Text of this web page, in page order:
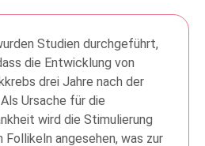
Studien durchgeführt,
die Entwicklung von
drei Jahre nach der
Ursache für die
wird die Stimulierung
Follikeln angesehen, was zur